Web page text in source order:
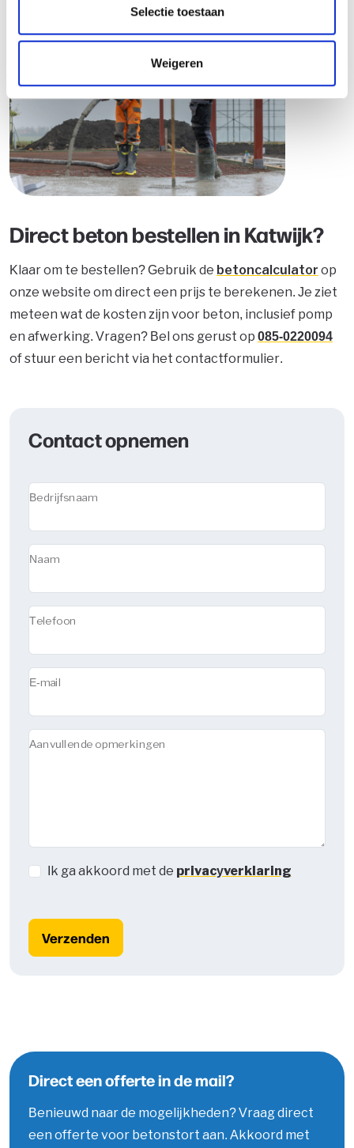
Selectie toestaan
Weigeren
Direct beton bestellen in Katwijk?
Klaar om te bestellen? Gebruik de betoncalculator op
onze website om direct een prijs te berekenen. Je ziet
meteen wat de kosten zijn voor beton, inclusief pomp
en afwerking. Vragen? Bel ons gerust op 085-0220094
of stuur een bericht via het contactformulier.
Contact opnemen
Bedrijfsnaam
Naam
Telefoon
E-mail
Aanvullende opmerkingen
Ik ga akkoord met de privacyverklaring
Verzenden
Direct een offerte in de mail?
Benieuwd naar de mogelijkheden? Vraag direct
een offerte voor betonstort aan. Akkoord met